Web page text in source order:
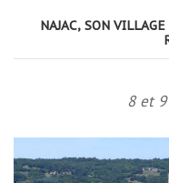
NAJAC, SON
8 et